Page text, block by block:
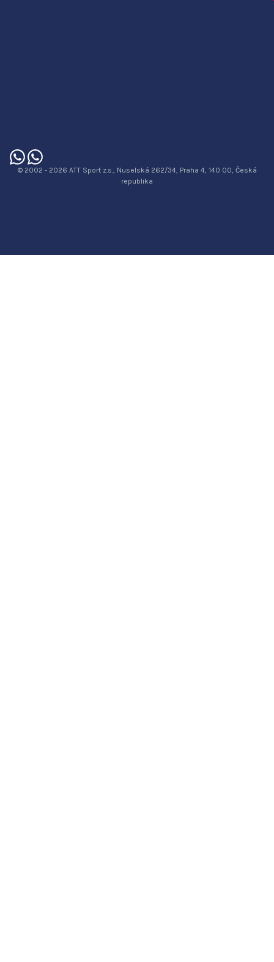
© 2002 - 2026 ATT Sport z.s., Nuselská 262/34, Praha 4, 140 00, Česká
republika